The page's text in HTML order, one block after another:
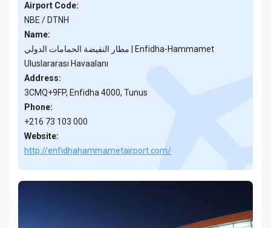
Airport Code:
NBE / DTNH
Name:
مطار النفيضة الحمامات الدولي | Enfidha-Hammamet
Uluslararası Havaalanı
Address:
3CMQ+9FP, Enfidha 4000, Tunus
Phone:
+216 73 103 000
Website:
http://enfidhahammametairport.com/